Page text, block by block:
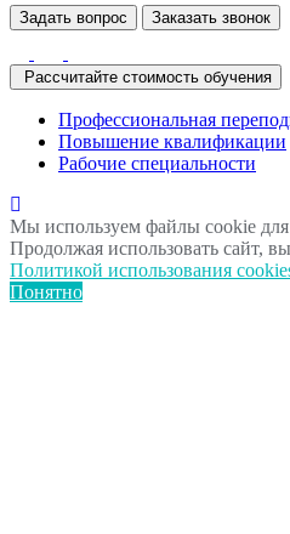
Задать вопрос Заказать звонок
Рассчитайте стоимость обучения
Профессиональная
Повышение квалификации
Рабочие специальности
Мы используем файлы cookie
Продолжая использовать сайт,
Политикой использования
Понятно